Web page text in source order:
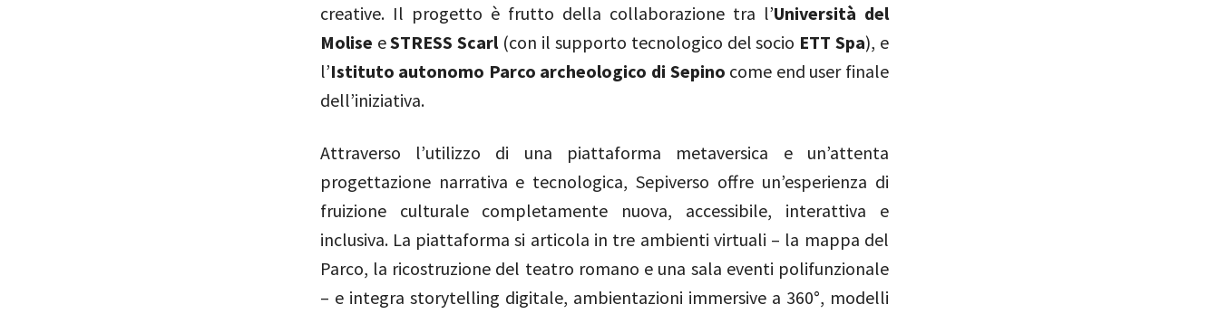
creative. Il progetto è frutto della collaborazione tra l’Università del
Molise eSTRESS Scarl(con il supporto tecnologico del socio ETT Spa), e
l’Istituto autonomo Parco archeologico di Sepino come end user finale
dell’iniziativa.
Attraverso l’utilizzo di una piattaforma metaversica e un’attenta
progettazione narrativa e tecnologica, Sepiverso offre un’esperienza di
fruizione culturale completamente nuova, accessibile, interattiva e
inclusiva. La piattaforma si articola in tre ambienti virtuali – la mappa del
Parco, la ricostruzione del teatro romano e una sala eventi polifunzionale
– e integra storytelling digitale, ambientazioni immersive a 360°, modelli